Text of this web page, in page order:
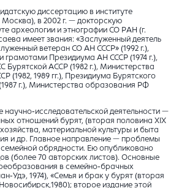
диссертацию в институте
в 2002 г. — докторскую
археологии и этнографии СО РАН (г.
имеет звания: «Заслуженный деятель
ветеран СО АН СССР» (1992 г.),
грамотами Президиума АН СССР (1974 г.),
АССР (1982 г.), Министерства
(1982, 1989 гг.), Президиума Бурятского
г.), Министерства образования РФ
исследовательской деятельности —
отношений бурят, (вторая половина ХIХ
материальной культуры и быта
и др. Главное направление — проблемы
обрядности. Ею опубликовано
(более 70 авторских листов). Основные
в семейно-брачных
Удэ, 1974), «Семья и брак у бурят (вторая
второе издание этой